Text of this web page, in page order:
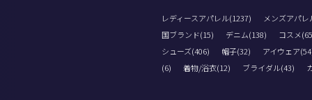
レディースアパレル(1237)
メンズアパ
国ブランド(15)
デニム(138)
コスメ
シューズ(406)
帽子(32)
アイウェア
(6)
着物/浴衣(12) ブライダル(43)